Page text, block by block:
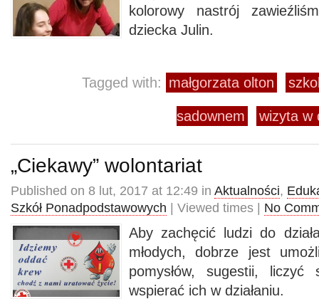
kolorowy nastrój
dziecka Julin.
Tagged with: małgorzata olton
sadownem wizyta w
„Ciekawy” wolontariat
Published on 8 lut, 2017 at 12:49 in Aktualności,
Szkół Ponadpodstawowych | Viewed times | No
Aby zachęcić ludzi do
młodych, dobrze jest
pomysłów, sugestii,
wspierać ich w działaniu.